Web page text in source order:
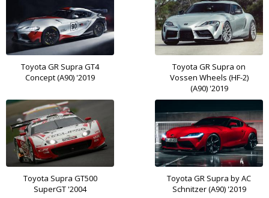
Toyota GR Supra GT4
Concept (A90) '2019
Toyota GR Supra on
Vossen Wheels (HF-2)
(A90) '2019
Toyota Supra GT500
SuperGT '2004
Toyota GR Supra by AC
Schnitzer (A90) '2019